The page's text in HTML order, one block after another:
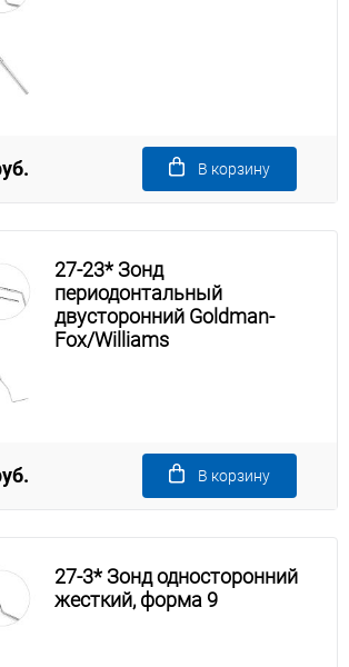
В корзину
27-23* Зонд
периодонтальный
двусторонний Goldman-
Fox/Williams
В корзину
27-3* Зонд односторонний
жесткий, форма 9